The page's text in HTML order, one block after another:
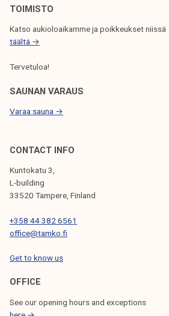
L
A
U
S
TOIMISTO
Katso aukioloaikamme ja poikkeukset niissä
täältä →
Tervetuloa!
SAUNAN VARAUS
Varaa sauna →
CONTACT INFO
Kuntokatu 3,
L-building
33520 Tampere, Finland
+358 44 382 6561
office@tamko.fi
Get to know us
OFFICE
See our opening hours and exceptions